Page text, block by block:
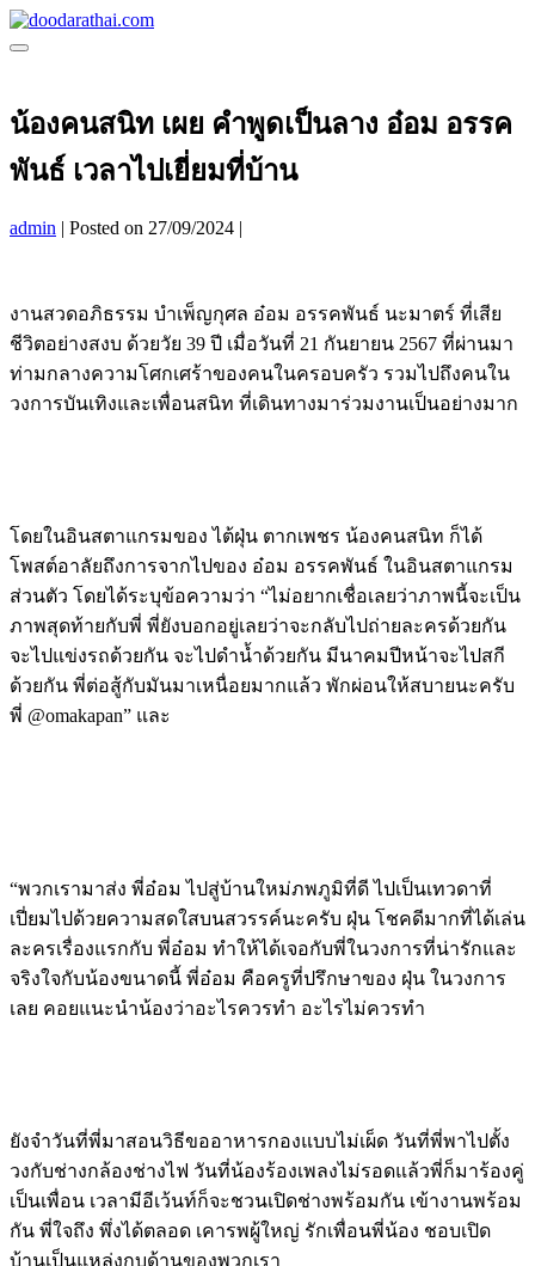
Skip
to
Menu
น้องคนสนิท เผย คำพูดเป็นลาง อ๋อม อรรค
พันธ์ เวลาไปเยี่ยมที่บ้าน
admin | Posted on 27/09/2024 |
งานสวดอภิธรรม บำเพ็ญกุศล อ๋อม อรรคพันธ์ นะมาตร์ ที่เสีย
ชีวิตอย่างสงบ ด้วยวัย 39 ปี เมื่อวันที่ 21 กันยายน 2567 ที่ผ่านมา
ท่ามกลางความโศกเศร้าของคนในครอบครัว รวมไปถึงคนใน
วงการบันเทิงและเพื่อนสนิท ที่เดินทางมาร่วมงานเป็นอย่างมาก
โดยในอินสตาแกรมของ ไต้ฝุ่น ตากเพชร น้องคนสนิท ก็ได้
โพสต์อาลัยถึงการจากไปของ อ๋อม อรรคพันธ์ ในอินสตาแกรม
ส่วนตัว โดยได้ระบุข้อความว่า “ไม่อยากเชื่อเลยว่าภาพนี้จะเป็น
ภาพสุดท้ายกับพี่ พี่ยังบอกอยู่เลยว่าจะกลับไปถ่ายละครด้วยกัน
จะไปแข่งรถด้วยกัน จะไปดำน้ำด้วยกัน มีนาคมปีหน้าจะไปสกี
ด้วยกัน พี่ต่อสู้กับมันมาเหนื่อยมากแล้ว พักผ่อนให้สบายนะครับ
พี่ @omakapan” และ
“พวกเรามาส่ง พี่อ๋อม ไปสู่บ้านใหม่ภพภูมิที่ดี ไปเป็นเทวดาที่
เปี่ยมไปด้วยความสดใสบนสวรรค์นะครับ ฝุ่น โชคดีมากที่ได้เล่น
ละครเรื่องแรกกับ พี่อ๋อม ทำให้ได้เจอกับพี่ในวงการที่น่ารักและ
จริงใจกับน้องขนาดนี้ พี่อ๋อม คือครูที่ปรึกษาของ ฝุ่น ในวงการ
เลย คอยแนะนำน้องว่าอะไรควรทำ อะไรไม่ควรทำ
ยังจำวันที่พี่มาสอนวิธีขออาหารกองแบบไม่เผ็ด วันที่พี่พาไปตั้ง
วงกับช่างกล้องช่างไฟ วันที่น้องร้องเพลงไม่รอดแล้วพี่ก็มาร้องคู่
เป็นเพื่อน เวลามีอีเว้นท์ก็จะชวนเปิดช่างพร้อมกัน เข้างานพร้อม
กัน พี่ใจถึง พึ่งได้ตลอด เคารพผู้ใหญ่ รักเพื่อนพี่น้อง ชอบเปิด
บ้านเป็นแหล่งกบด้านของพวกเรา